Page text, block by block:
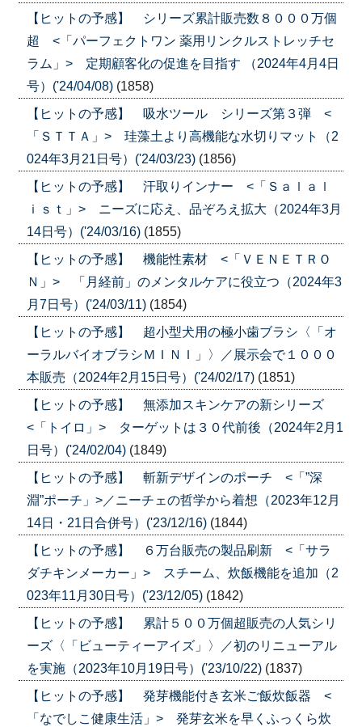
【ヒットの予感】 シリーズ累計販売数８０００万個
超 <「パーフェクトワン 薬用リンクルストレッチセ
ラム」> 定期顧客化の促進を目指す （2024年4月4日
号）('24/04/08) (1858)
【ヒットの予感】 吸水ツール シリーズ第３弾 <
「ＳＴＴＡ」> 珪藻土より高機能な水切りマット（2
024年3月21日号）('24/03/23) (1856)
【ヒットの予感】 汗取りインナー <「Ｓａｌａｌ
ｉｓｔ」> ニーズに応え、品ぞろえ拡大（2024年3月
14日号）('24/03/16) (1855)
【ヒットの予感】 機能性素材 <「ＶＥＮＥＴＲＯ
Ｎ」> 「月経前」のメンタルケアに役立つ（2024年3
月7日号）('24/03/11) (1854)
【ヒットの予感】 超小型犬用の極小歯ブラシ〈「オ
ーラルバイオブラシＭＩＮＩ」〉／展示会で１０００
本販売（2024年2月15日号）('24/02/17) (1851)
【ヒットの予感】 無添加スキンケアの新シリーズ
<「トイロ」> ターゲットは３０代前後（2024年2月1
日号）('24/02/04) (1849)
【ヒットの予感】 斬新デザインのポーチ <「”深
淵”ポーチ」>／ニーチェの哲学から着想（2023年12月
14日・21日合併号）('23/12/16) (1844)
【ヒットの予感】 ６万台販売の製品刷新 <「サラ
ダチキンメーカー」> スチーム、炊飯機能を追加（2
023年11月30日号）('23/12/05) (1842)
【ヒットの予感】 累計５００万個超販売の人気シリ
ーズ〈「ビューティーアイズ」〉／初のリニューアル
を実施（2023年10月19日号）('23/10/22) (1837)
【ヒットの予感】 発芽機能付き玄米ご飯炊飯器 <
「なでしこ健康生活」> 発芽玄米を早くふっくら炊